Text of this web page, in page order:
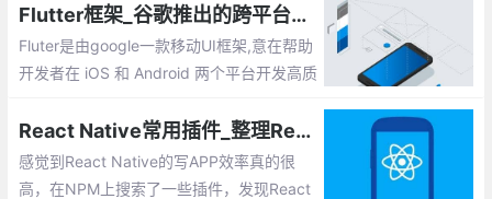
Flutter框架_谷歌推出的跨平台打造ios和android高质量的原生UI框架
Fluter是由google一款移动UI框架,意在帮助
开发者在 iOS 和 Android 两个平台开发高质
像Android SDK一样，并且可以与现有代码
一起使用。Flutter的主要吸引力在于iOS和A
ndroid的智能和快速移动开发。
React Native常用插件_整理React Native插件系列之插件汇总
感觉到React Native的写APP效率真的很
高，在NPM上搜索了一些插件，发现React